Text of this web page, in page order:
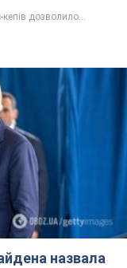
дозволило...
назвала